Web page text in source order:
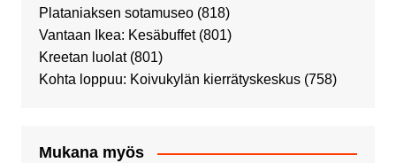
Plataniaksen sotamuseo (818)
Vantaan Ikea: Kesäbuffet (801)
Kreetan luolat (801)
Kohta loppuu: Koivukylän kierrätyskeskus (758)
Mukana myös